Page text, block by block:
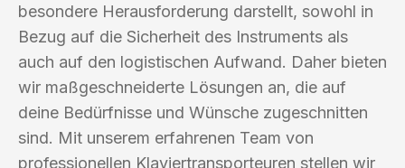
besondere Herausforderung darstellt, sowohl in
Bezug auf die Sicherheit des Instruments als
auch auf den logistischen Aufwand. Daher bieten
wir maßgeschneiderte Lösungen an, die auf
deine Bedürfnisse und Wünsche zugeschnitten
sind. Mit unserem erfahrenen Team von
professionellen Klaviertransporteuren stellen wir